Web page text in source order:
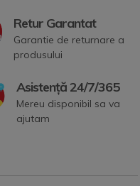
Retur Garantat
Garantie de returnare a
produsului
Asistență 24/7/365
Mereu disponibil sa va
ajutam